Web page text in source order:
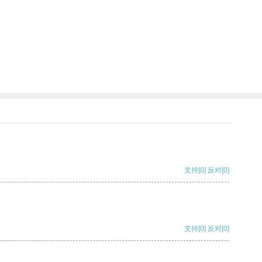
支持[0] 反对[0]
支持[0] 反对[0]